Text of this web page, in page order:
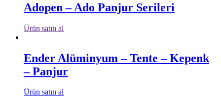
Adopen – Ado Panjur Serileri
Ürün satın al
Ender Alüminyum – Tente – Kepenk
– Panjur
Ürün satın al